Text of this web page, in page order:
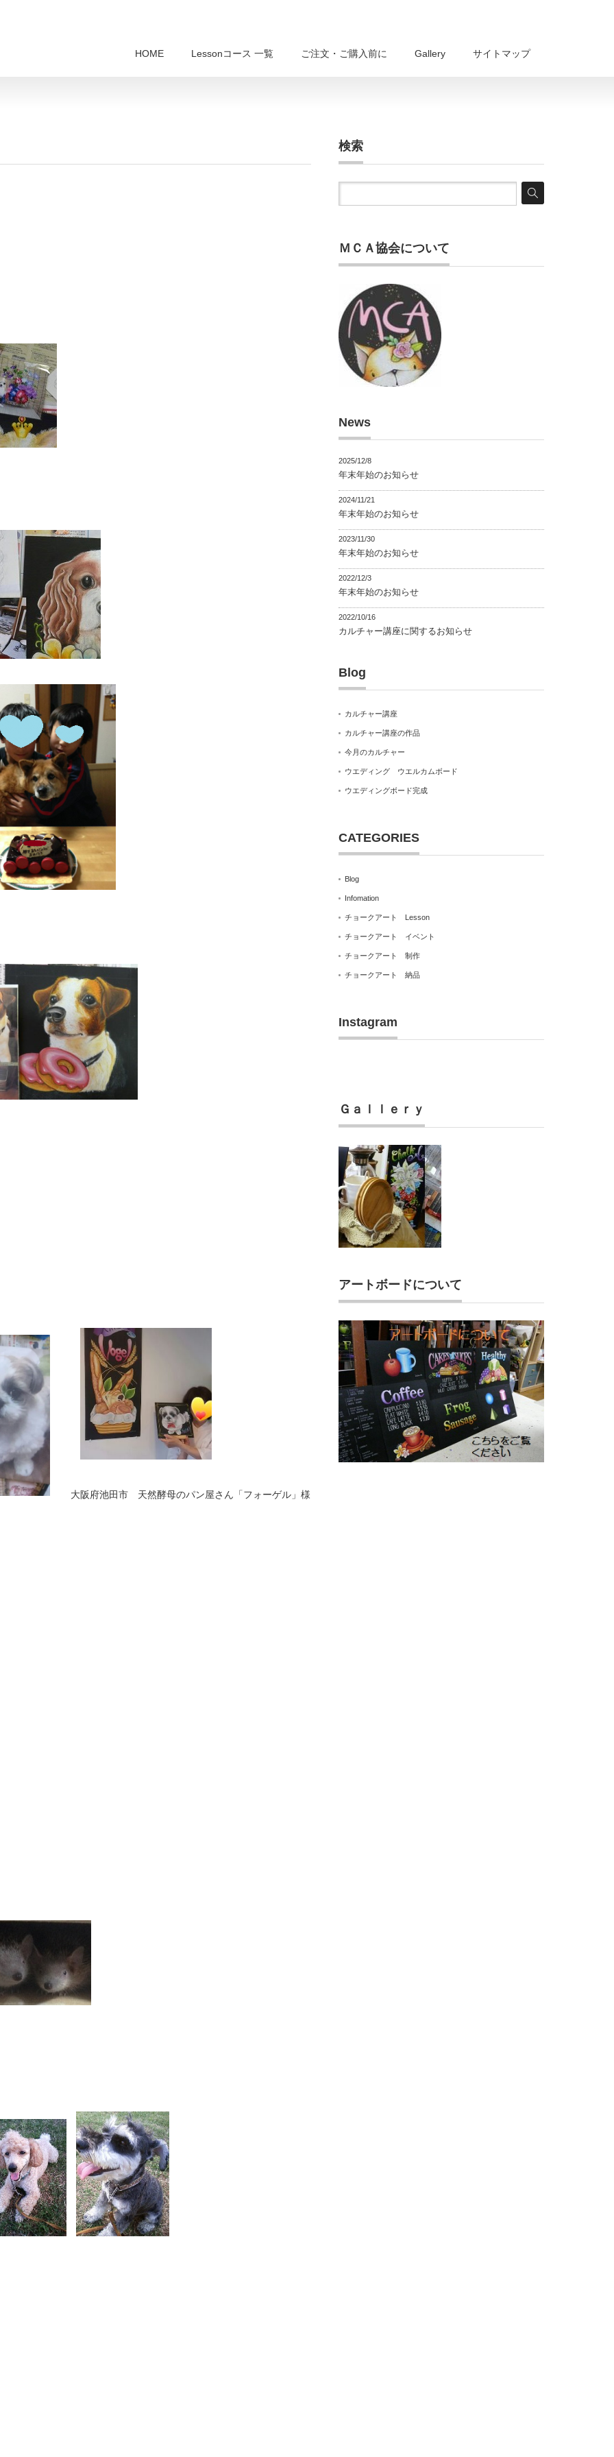
HOME Lessonコース 一覧 ご注文・ご購入前に Gallery サイトマップ
大阪府池田市 天然酵母のパン屋さん「フォーゲル」様
検索
ＭＣＡ協会について
News
2025/12/8
年末年始のお知らせ
2024/11/21
年末年始のお知らせ
2023/11/30
年末年始のお知らせ
2022/12/3
年末年始のお知らせ
2022/10/16
カルチャー講座に関するお知らせ
Blog
カルチャー講座
カルチャー講座の作品
今月のカルチャー
ウエディング ウエルカムボード
ウエディングボード完成
CATEGORIES
Blog
Infomation
チョークアート Lesson
チョークアート イベント
チョークアート 制作
チョークアート 納品
Instagram
Ｇａｌｌｅｒｙ
アートボードについて